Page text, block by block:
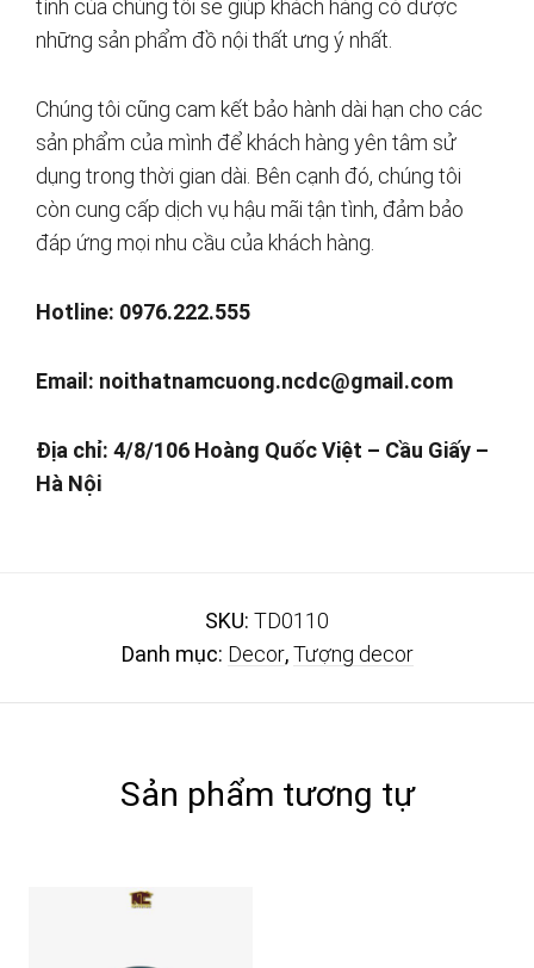
tình của chúng tôi sẽ giúp khách hàng có được
những sản phẩm đồ nội thất ưng ý nhất.
Chúng tôi cũng cam kết bảo hành dài hạn cho các
sản phẩm của mình để khách hàng yên tâm sử
dụng trong thời gian dài. Bên cạnh đó, chúng tôi
còn cung cấp dịch vụ hậu mãi tận tình, đảm bảo
đáp ứng mọi nhu cầu của khách hàng.
Hotline: 0976.222.555
Email: noithatnamcuong.ncdc@gmail.com
Địa chỉ: 4/8/106 Hoàng Quốc Việt – Cầu Giấy –
Hà Nội
SKU: TD0110
Danh mục: Decor,Tượng decor
Sản phẩm tương tự